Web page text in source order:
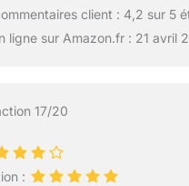
client : 4,2 sur 5
ligne sur Amazon.fr : 21 avril
17/20
: